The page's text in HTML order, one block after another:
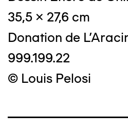
35,5 x 27,6 cm
Donation de
999.199.22
© Louis Pelosi